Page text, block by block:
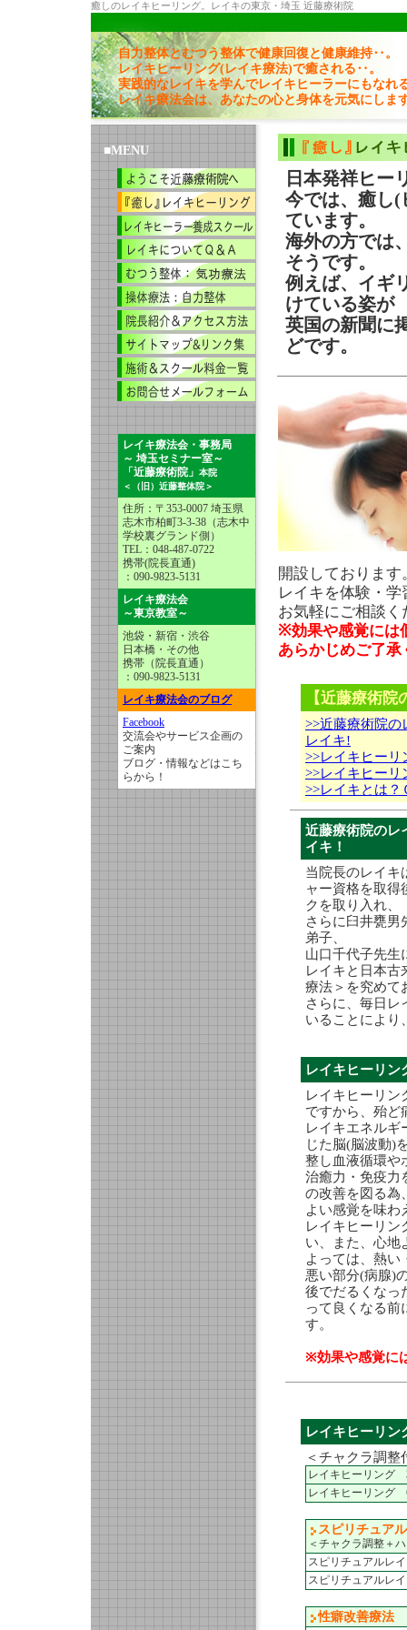
癒しのレイキヒーリング。 レイキの東京・埼玉 近藤療術院
自力整体とむつう整体で健康回復と健康維持‥。
レイキヒーリング(レイキ療法)で癒される‥。
実践的なレイキを学んでレイキヒーラーにもなれ
レイキ療法会は、あなたの心と身体を元気にしま
■MENU
レイキ療法会・事務局
～ 埼玉セミナー室～
「近藤療術院」 本院
＜（旧）近藤整体院＞
住所：〒353-0007 埼玉県
志木市柏町3-3-38（志木中
学校裏グランド側）
TEL：048-487-0722
携帯(院長直通)
：090-9823-5131
レイキ療法会
～東京教室～
池袋・新宿・渋谷
日本橋・その他
携帯（院長直通）
：090-9823-5131
レイキ療法会のブログ
Facebook
交流会やサービス企画の
ご案内
ブログ・情報などはこち
らから！
日本発祥ヒー
今では、癒し(
ています。
海外の方では
そうです。
例えば、イギ
けている姿が
英国の新聞に
どです。
開設しております
レイキ を体験・
お気軽にご相談く
※効果や感覚には
あらかじめご了承
【近藤療術
>>近藤療術院
レイキ!
>>レイキヒーリ
>>レイキヒーリ
>>レイキとは？
近藤療術院のレ
イキ！
当院長のレイキ
ャー資格を取得
クを取り入れ、
さらに臼井甕男
弟子、
山口千代子先生
レイキと日本古
療法＞を究めて
さらに、毎日レ
いることにより
レイキヒーリン
レイキヒーリン
ですから、殆ど
レイキエネルギ
じた脳(脳波動)
整し血液循環や
治癒力・免疫力
の改善を図る為
よい感覚を味わ
レイキヒーリン
い、また、心地
よっては、熱い
悪い部分(病腺)
後でだるくなっ
って良くなる
す。
※効果や感覚に
レイキヒーリン
＜チャクラ調整
レイキヒーリング
レイキヒーリング
スピリチュア
＜チャクラ調整＋
スピリチュアルレ
スピリチュアルレ
性癖改善療法